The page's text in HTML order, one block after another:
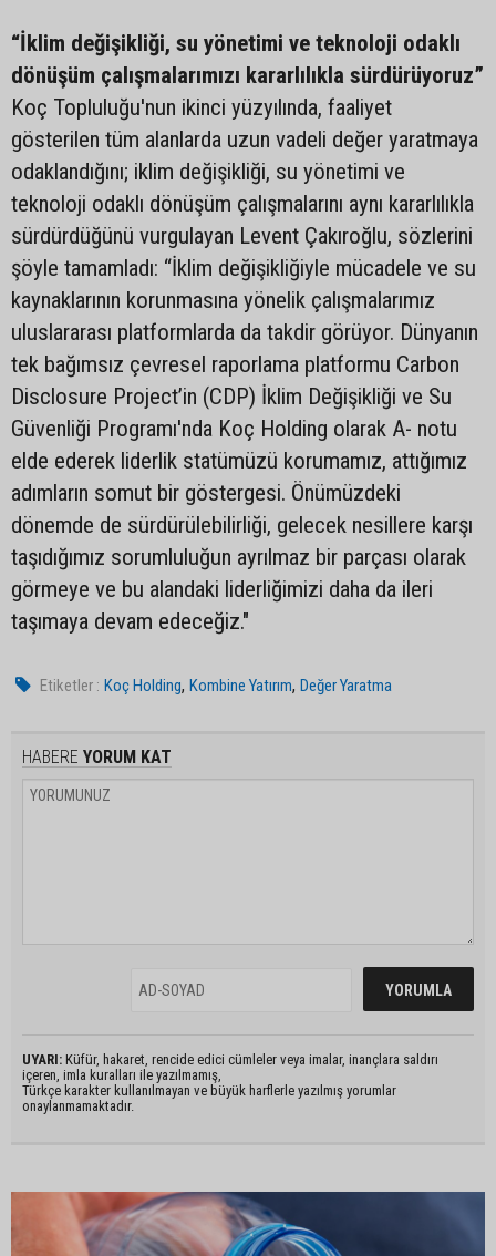
“İklim değişikliği, su yönetimi ve teknoloji odaklı
dönüşüm çalışmalarımızı kararlılıkla sürdürüyoruz”
Koç Topluluğu'nun ikinci yüzyılında, faaliyet
gösterilen tüm alanlarda uzun vadeli değer yaratmaya
odaklandığını; iklim değişikliği, su yönetimi ve
teknoloji odaklı dönüşüm çalışmalarını aynı kararlılıkla
sürdürdüğünü vurgulayan Levent Çakıroğlu, sözlerini
şöyle tamamladı: “İklim değişikliğiyle mücadele ve su
kaynaklarının korunmasına yönelik çalışmalarımız
uluslararası platformlarda da takdir görüyor. Dünyanın
tek bağımsız çevresel raporlama platformu Carbon
Disclosure Project’in (CDP) İklim Değişikliği ve Su
Güvenliği Programı'nda Koç Holding olarak A- notu
elde ederek liderlik statümüzü korumamız, attığımız
adımların somut bir göstergesi. Önümüzdeki
dönemde de sürdürülebilirliği, gelecek nesillere karşı
taşıdığımız sorumluluğun ayrılmaz bir parçası olarak
görmeye ve bu alandaki liderliğimizi daha da ileri
taşımaya devam edeceğiz."
Etiketler : Koç Holding,Kombine Yatırım,Değer Yaratma
HABERE YORUM KAT
UYARI: Küfür, hakaret, rencide edici cümleler veya imalar, inançlara saldırı
içeren, imla kuralları ile yazılmamış,
Türkçe karakter kullanılmayan ve büyük harflerle yazılmış yorumlar
onaylanmamaktadır.